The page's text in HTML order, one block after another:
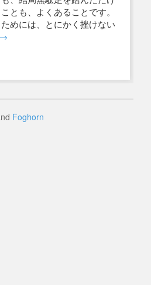
とも、よくあることです。
めには、とにかく挫けない
→
Foghorn